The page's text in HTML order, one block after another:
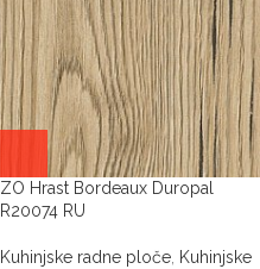
ZO Hrast Bordeaux Duropal
R20074 RU
Kuhinjske radne ploče Kuhinjske